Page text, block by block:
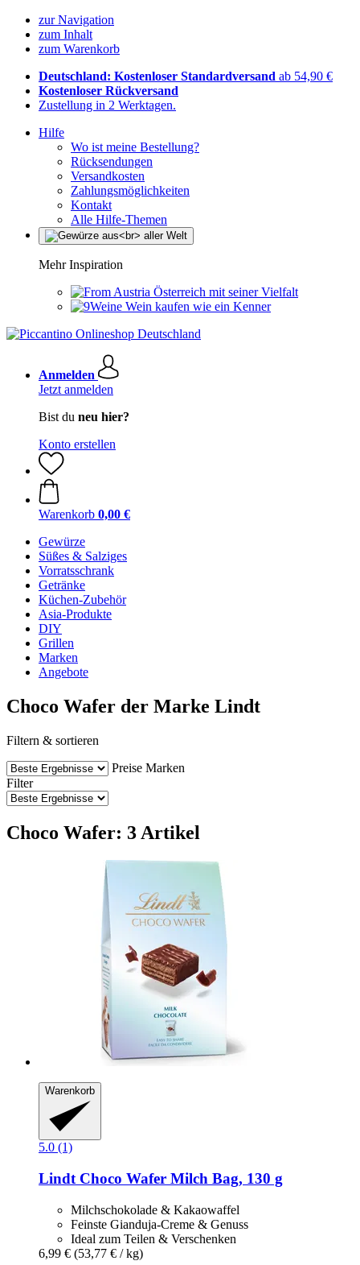
zur Navigation
zum Inhalt
zum Warenkorb
Deutschland: Kostenloser Standardversand ab 54,90 €
Kostenloser Rückversand
Zustellung in 2 Werktagen.
Hilfe
Wo ist meine Bestellung?
Rücksendungen
Versandkosten
Zahlungsmöglichkeiten
Kontakt
Alle Hilfe-Themen
Mehr Inspiration
Österreich mit seiner Vielfalt
Wein kaufen wie ein Kenner
Anmelden
Jetzt anmelden
Bist du neu hier?
Konto erstellen
Warenkorb 0,00 €
Gewürze
Süßes & Salziges
Vorratsschrank
Getränke
Küchen-Zubehör
Asia-Produkte
DIY
Grillen
Marken
Angebote
Choco Wafer der Marke Lindt
Filtern & sortieren
Preise Marken
Filter
Choco Wafer: 3 Artikel
Warenkorb
5.0 (1)
Lindt Choco Wafer Milch Bag, 130 g
Milchschokolade & Kakaowaffel
Feinste Gianduja-Creme & Genuss
Ideal zum Teilen & Verschenken
6,99 € (53,77 € / kg)